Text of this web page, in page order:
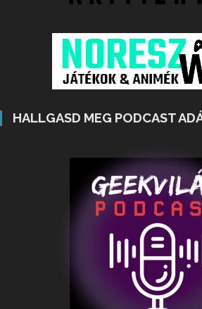
HALLGASD MEG PODCAST